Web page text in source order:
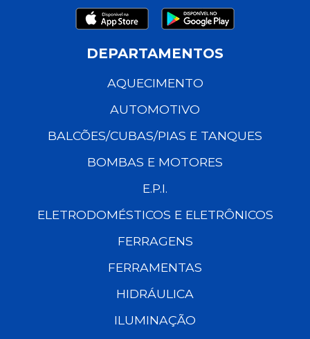
DEPARTAMENTOS
AQUECIMENTO
AUTOMOTIVO
BALCÕES/CUBAS/PIAS E TANQUES
BOMBAS E MOTORES
E.P.I.
ELETRODOMÉSTICOS E ELETRÔNICOS
FERRAGENS
FERRAMENTAS
HIDRÁULICA
ILUMINAÇÃO